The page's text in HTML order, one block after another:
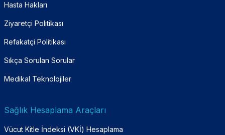
Hasta Hakları
Ziyaretçi Politikası
Refakatçi Politikası
Sıkça Sorulan Sorular
Medikal Teknolojiler
Sağlık Hesaplama Araçları
Vücut Kitle İndeksi (VKİ) Hesaplama